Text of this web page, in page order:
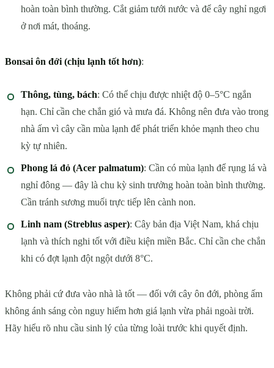
hoàn toàn bình thường. Cắt giảm tưới nước và để cây nghỉ ngơi
ở nơi mát, thoáng.
Bonsai ôn đới (chịu lạnh tốt hơn):
Thông, tùng, bách: Có thể chịu được nhiệt độ 0–5°C ngắn
hạn. Chỉ cần che chắn gió và mưa đá. Không nên đưa vào trong
nhà ấm vì cây cần mùa lạnh để phát triển khỏe mạnh theo chu
kỳ tự nhiên.
Phong lá đỏ (Acer palmatum): Cần có mùa lạnh để rụng lá và
nghỉ đông — đây là chu kỳ sinh trưởng hoàn toàn bình thường.
Cần tránh sương muối trực tiếp lên cành non.
Linh nam (Streblus asper): Cây bản địa Việt Nam, khá chịu
lạnh và thích nghi tốt với điều kiện miền Bắc. Chỉ cần che chắn
khi có đợt lạnh đột ngột dưới 8°C.
Không phải cứ đưa vào nhà là tốt — đối với cây ôn đới, phòng ấm
không ánh sáng còn nguy hiểm hơn giá lạnh vừa phải ngoài trời.
Hãy hiểu rõ nhu cầu sinh lý của từng loài trước khi quyết định.